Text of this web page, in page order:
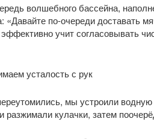
волшебного бассейна,
«Давайте по-очереди доставать
эффективно учит согласовывать
усталость с рук
мы устроили
разжимали кулачки, затем